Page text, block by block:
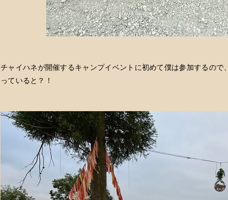
チャイハネが開催するキャンプイベントに初めて僕は参加するの
っていると？！